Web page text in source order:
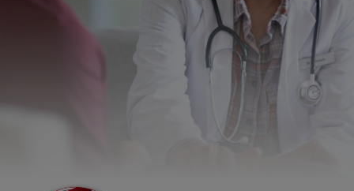
LE CENTRE
NOTRE APPROCHE